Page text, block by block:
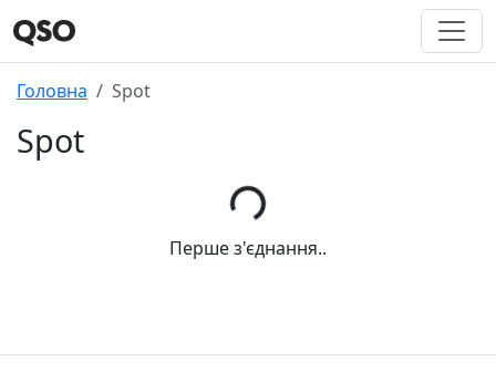
Головна Spot
Spot
Перше з'єднання..